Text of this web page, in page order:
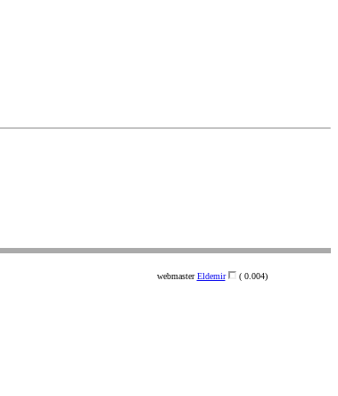
webmasterEldemir ( 0.004)